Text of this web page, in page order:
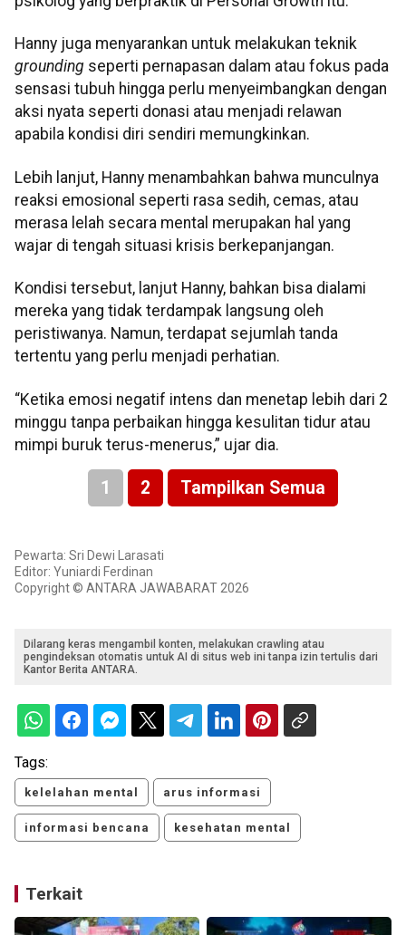
Hanny juga menyarankan untuk melakukan teknik
grounding seperti pernapasan dalam atau fokus pada
sensasi tubuh hingga perlu menyeimbangkan dengan
aksi nyata seperti donasi atau menjadi relawan
apabila kondisi diri sendiri memungkinkan.
⁠Lebih lanjut, Hanny menambahkan bahwa munculnya
reaksi emosional seperti rasa sedih, cemas, atau
merasa lelah secara mental merupakan hal yang
wajar di tengah situasi krisis berkepanjangan.
Kondisi tersebut, lanjut Hanny, bahkan bisa dialami
mereka yang tidak terdampak langsung oleh
peristiwanya. Namun, terdapat sejumlah tanda
tertentu yang perlu menjadi perhatian.
“Ketika emosi negatif intens dan menetap lebih dari 2
minggu tanpa perbaikan hingga kesulitan tidur atau
mimpi buruk terus-menerus,” ujar dia.
1 2 Tampilkan Semua
Pewarta: Sri Dewi Larasati
Editor: Yuniardi Ferdinan
Copyright © ANTARA JAWABARAT 2026
Dilarang keras mengambil konten, melakukan crawling atau
pengindeksan otomatis untuk AI di situs web ini tanpa izin tertulis dari
Kantor Berita ANTARA.
Tags:
kelelahan mental arus informasi
informasi bencana kesehatan mental
Terkait